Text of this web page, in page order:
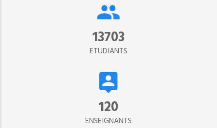
15302
ETUDIANTS
134
ENSEIGNANTS